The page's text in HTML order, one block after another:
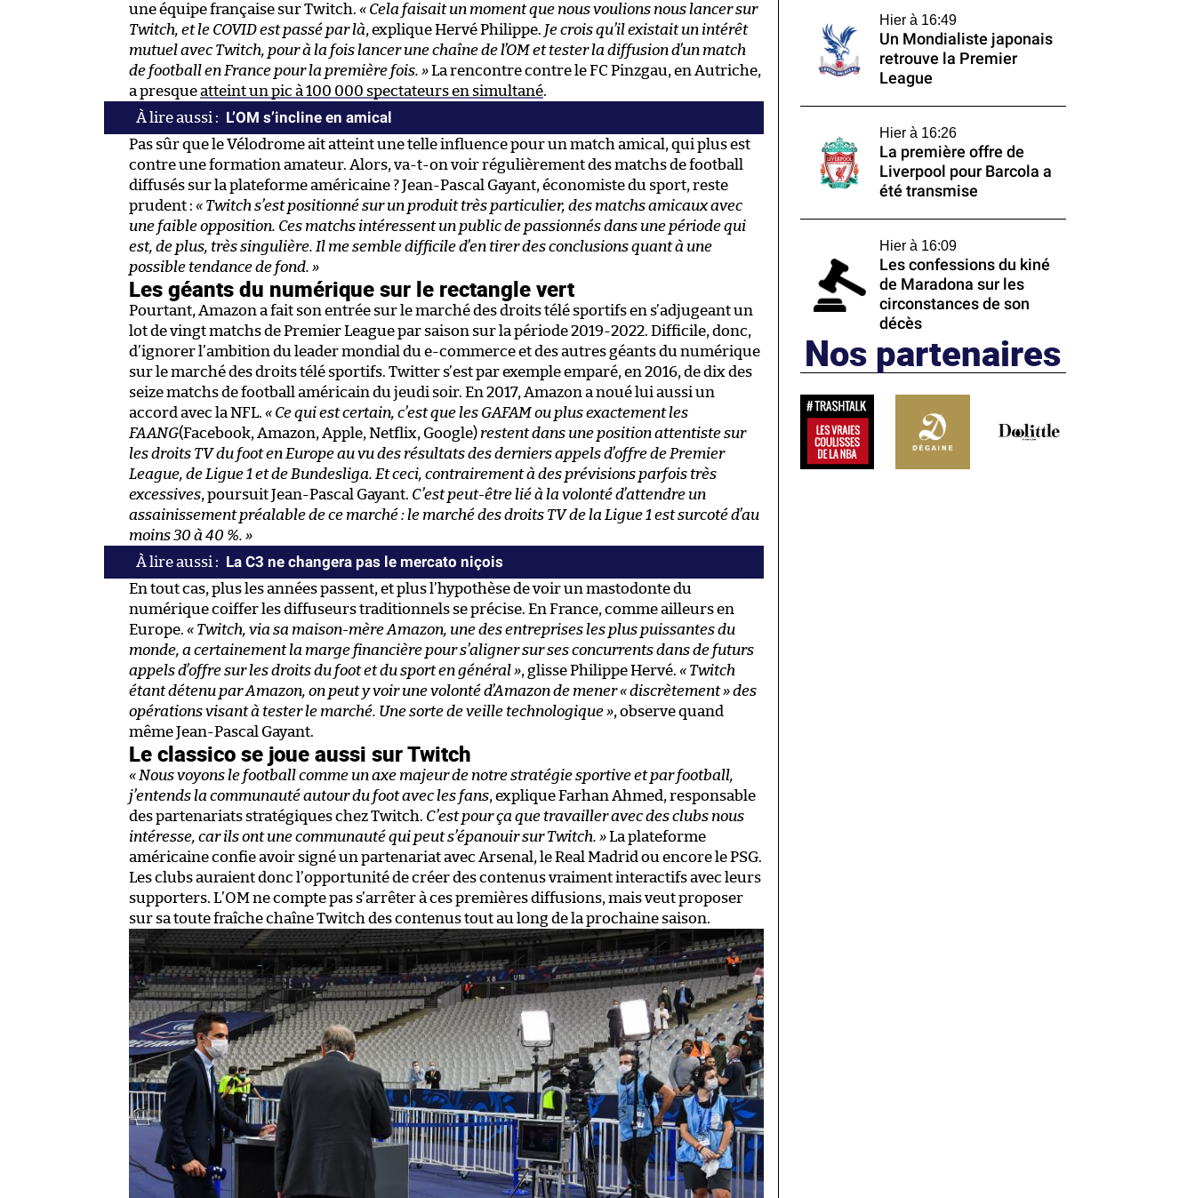
une équipe française sur Twitch. « Cela faisait un moment que nous voulions nous lancer sur
Twitch, et le COVID est passé par là, explique Hervé Philippe. Je crois qu’il existait un intérêt
mutuel avec Twitch, pour à la fois lancer une chaîne de l’OM et tester la diffusion d’un match
de football en France pour la première fois. »La rencontre contre le FC Pinzgau, en Autriche,
a presqueatteint un pic à 100 000 spectateurs en simultané.
L’OM s’incline en amical
Pas sûr que le Vélodrome ait atteint une telle influence pour un match amical, qui plus est
contre une formation amateur. Alors, va-t-on voir régulièrement des matchs de football
diffusés sur la plateforme américaine ? Jean-Pascal Gayant, économiste du sport, reste
prudent : « Twitch s’est positionné sur un produit très particulier, des matchs amicaux avec
une faible opposition. Ces matchs intéressent un public de passionnés dans une période qui
est, de plus, très singulière. Il me semble difficile d’en tirer des conclusions quant à une
possible tendance de fond. »
Les géants du numérique sur le rectangle vert
Pourtant, Amazon a fait son entrée sur le marché des droits télé sportifs en s’adjugeant un
lot de vingt matchs de Premier League par saison sur la période 2019-2022. Difficile, donc,
d’ignorer l’ambition du leader mondial du e-commerce et des autres géants du numérique
sur le marché des droits télé sportifs. Twitter s’est par exemple emparé, en 2016, de dix des
seize matchs de football américain du jeudi soir. En 2017, Amazon a noué lui aussi un
accord avec la NFL. « Ce qui est certain, c’est que les GAFAM ou plus exactement les
FAANG(Facebook, Amazon, Apple, Netflix, Google) restent dans une position attentiste sur
les droits TV du foot en Europe au vu des résultats des derniers appels d’offre de Premier
League, de Ligue 1 et de Bundesliga. Et ceci, contrairement à des prévisions parfois très
excessives, poursuit Jean-Pascal Gayant. C’est peut-être lié à la volonté d’attendre un
assainissement préalable de ce marché : le marché des droits TV de la Ligue 1 est surcoté d’au
moins 30 à 40 %. »
La C3 ne changera pas le mercato niçois
En tout cas, plus les années passent, et plus l’hypothèse de voir un mastodonte du
numérique coiffer les diffuseurs traditionnels se précise. En France, comme ailleurs en
Europe. « Twitch, via sa maison-mère Amazon, une des entreprises les plus puissantes du
monde, a certainement la marge financière pour s’aligner sur ses concurrents dans de futurs
appels d’offre sur les droits du foot et du sport en général », glisse Philippe Hervé. « Twitch
étant détenu par Amazon, on peut y voir une volonté d’Amazon de mener « discrètement » des
opérations visant à tester le marché. Une sorte de veille technologique », observe quand
même Jean-Pascal Gayant.
Le classico se joue aussi sur Twitch
« Nous voyons le football comme un axe majeur de notre stratégie sportive et par football,
j’entends la communauté autour du foot avec les fans, explique Farhan Ahmed, responsable
des partenariats stratégiques chez Twitch. C’est pour ça que travailler avec des clubs nous
intéresse, car ils ont une communauté qui peut s’épanouir sur Twitch. »La plateforme
américaine confie avoir signé un partenariat avec Arsenal, le Real Madrid ou encore le PSG.
Les clubs auraient donc l’opportunité de créer des contenus vraiment interactifs avec leurs
supporters. L’OM ne compte pas s’arrêter à ces premières diffusions, mais veut proposer
sur sa toute fraîche chaîne Twitch des contenus tout au long de la prochaine saison.
Hier à 16:49
Un Mondialiste japonais
retrouve la Premier
League
Hier à 16:26
La première offre de
Liverpool pour Barcola a
été transmise
Hier à 16:09
Les confessions du kiné
de Maradona sur les
circonstances de son
décès
Nos partenaires